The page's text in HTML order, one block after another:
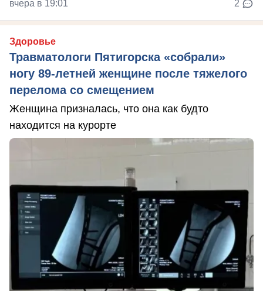
вчера в 19:01 2
Здоровье
Травматологи Пятигорска «собрали»
ногу 89-летней женщине после тяжелого
перелома со смещением
Женщина призналась, что она как будто
находится на курорте